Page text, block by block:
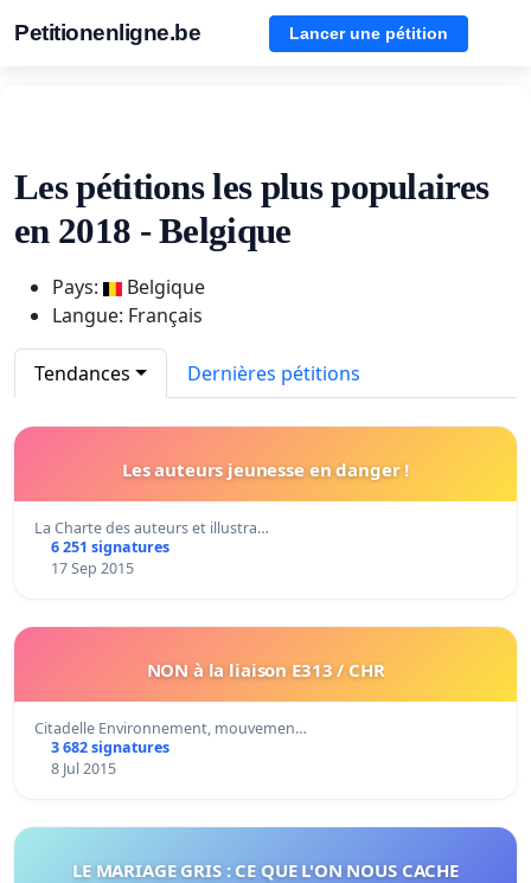
Petitionenligne.be Lancer une pétition
Les pétitions les plus populaires
en 2018 - Belgique
Pays:
Belgique
Langue: Français
Tendances Dernières pétitions
Les auteurs jeunesse en danger !
La Charte des auteurs et illustra…
6 251 signatures
17 Sep 2015
NON à la liaison E313 / CHR
Citadelle Environnement, mouvemen…
3 682 signatures
8 Jul 2015
LE MARIAGE GRIS : CE QUE L'ON NOUS CACHE